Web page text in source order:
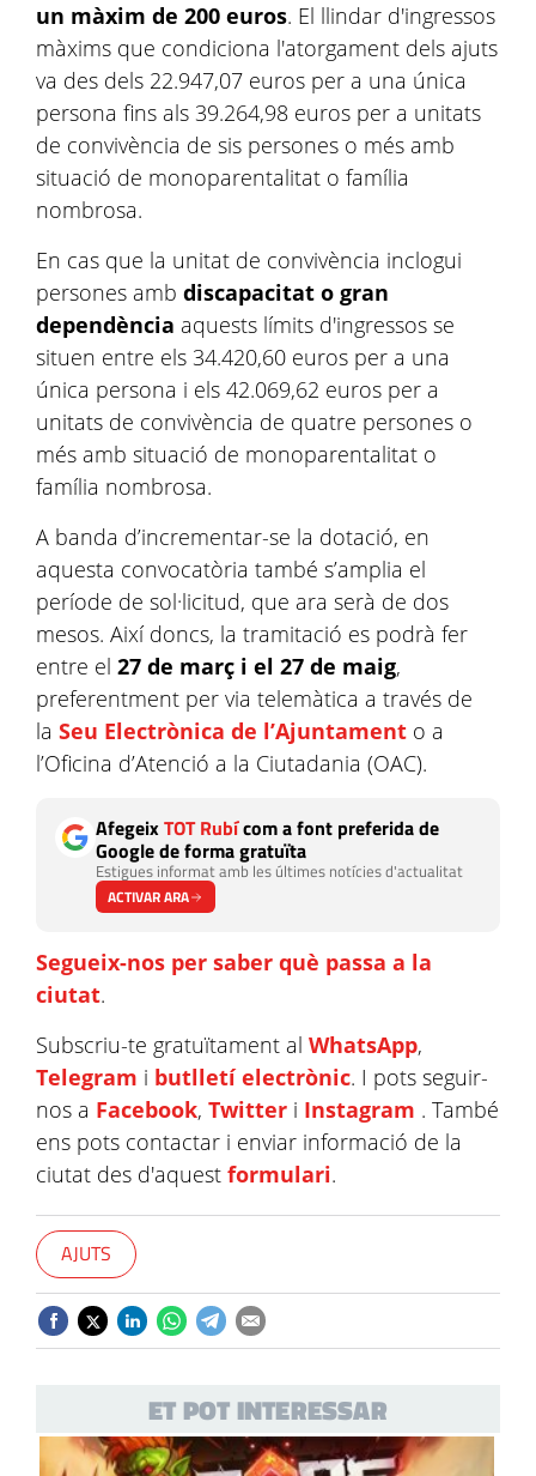
un màxim de 200 euros. El llindar d'ingressos
màxims que condiciona l'atorgament dels ajuts
va des dels 22.947,07 euros per a una única
persona fins als 39.264,98 euros per a unitats
de convivència de sis persones o més amb
situació de monoparentalitat o família
nombrosa.
En cas que la unitat de convivència inclogui
persones amb discapacitat o gran
dependència aquests límits d'ingressos se
situen entre els 34.420,60 euros per a una
única persona i els 42.069,62 euros per a
unitats de convivència de quatre persones o
més amb situació de monoparentalitat o
família nombrosa.
A banda d’incrementar-se la dotació, en
aquesta convocatòria també s’amplia el
període de sol·licitud, que ara serà de dos
mesos. Així doncs, la tramitació es podrà fer
entre el 27 de març i el 27 de maig,
preferentment per via telemàtica a través de
la Seu Electrònica de l’Ajuntament o a
l’Oficina d’Atenció a la Ciutadania (OAC).
AfegeixTOT Rubícom a font preferida de
Google de forma gratuïta
Estigues informat amb les últimes notícies d'actualitat
ACTIVAR ARA
Segueix-nos per saber què passa a la
ciutat.
Subscriu-te gratuïtament al WhatsApp,
Telegram i butlletí electrònic. I pots seguir-
nos a Facebook, Twitter i Instagram . També
ens pots contactar i enviar informació de la
ciutat des d'aquest formulari.
AJUTS
ET POT INTERESSAR